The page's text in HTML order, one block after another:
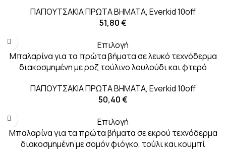
ΠΑΠΟΥΤΣΑΚΙΑ ΠΡΩΤΑ ΒΗΜΑΤΑ, Everkid 10off
51,80€
Επιλογή
Μπαλαρίνα για τα πρώτα βήματα σε λευκό τεχνόδερμα
διακοσμημένη με ροζ τούλινο λουλούδι και φτερό
ΠΑΠΟΥΤΣΑΚΙΑ ΠΡΩΤΑ ΒΗΜΑΤΑ, Everkid 10off
50,40€
Επιλογή
Μπαλαρίνα για τα πρώτα βήματα σε εκρού τεχνόδερμα
διακοσμημένη με σομόν φιόγκο, τούλι και κουμπί